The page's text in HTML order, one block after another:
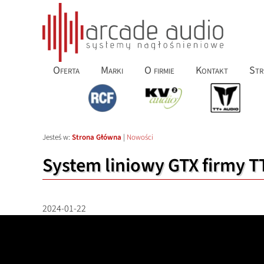
Oferta Marki O firmie Kontakt
Jesteś w: Strona Główna | Nowości
System liniowy GTX firmy
2024-01-22